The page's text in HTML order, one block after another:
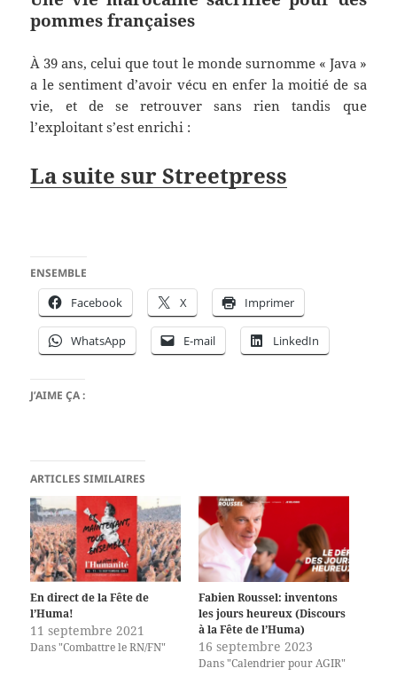
pommes françaises
À 39 ans, celui que tout le monde surnomme « Java »
a le sentiment d’avoir vécu en enfer la moitié de sa
vie, et de se retrouver sans rien tandis que
l’exploitant s’est enrichi :
La suite sur Streetpress
ENSEMBLE
Facebook X Imprimer
WhatsApp E-mail LinkedIn
J’AIME ÇA :
ARTICLES SIMILAIRES
En direct de la Fête de
l’Huma!
11 septembre 2021
Dans "Combattre le RN/FN"
Fabien Roussel: inventons
les jours heureux (Discours
à la Fête de l’Huma)
16 septembre 2023
Dans "Calendrier pour AGIR"